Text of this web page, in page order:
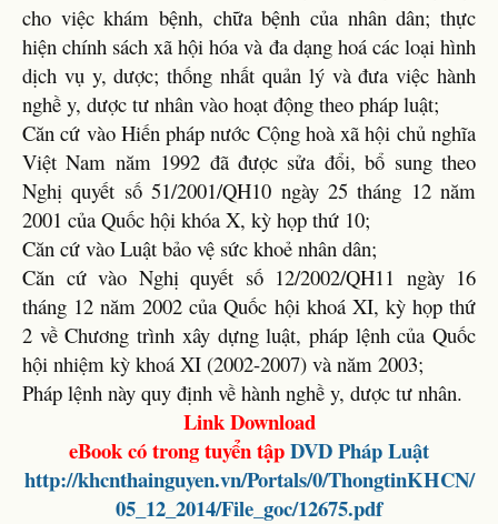
cho việc khám bệnh, chữa bệnh của nhân dân; thực
hiện chính sách xã hội hóa và đa dạng hoá các loại hình
dịch vụ y, dược; thống nhất quản lý và đưa việc hành
nghề y, dược tư nhân vào hoạt động theo pháp luật;
Căn cứ vào Hiến pháp nước Cộng hoà xã hội chủ nghĩa
Việt Nam năm 1992 đã được sửa đổi, bổ sung theo
Nghị quyết số 51/2001/QH10 ngày 25 tháng 12 năm
2001 của Quốc hội khóa X, kỳ họp thứ 10;
Căn cứ vào Luật bảo vệ sức khoẻ nhân dân;
Căn cứ vào Nghị quyết số 12/2002/QH11 ngày 16
tháng 12 năm 2002 của Quốc hội khoá XI, kỳ họp thứ
2 về Chương trình xây dựng luật, pháp lệnh của Quốc
hội nhiệm kỳ khoá XI (2002-2007) và năm 2003;
Pháp lệnh này quy định về hành nghề y, dược tư nhân.
Link Download
eBook có trong tuyển tậpDVDPháp Luật
http://khcnthainguyen.vn/Portals/0/ThongtinKHCN/
05_12_2014/File_goc/12675.pdf